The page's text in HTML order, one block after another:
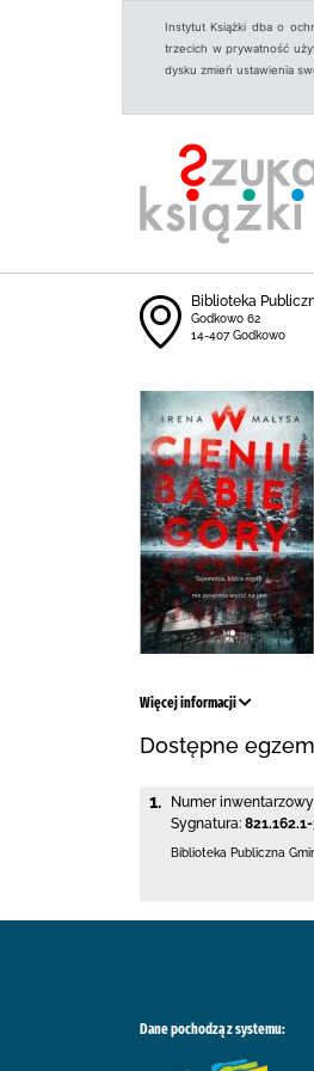
Instytut Książki dba o
trzecich w prywatność
dysku zmień ustawienia
Biblioteka
Godkowo 62
14-407 Godkowo
Więcej informacji
Dostępne
1. Numer
Sygnatura:
Biblioteka Publiczna
Dane pochodzą z systemu: